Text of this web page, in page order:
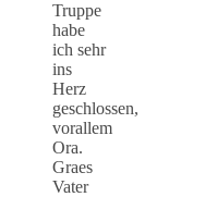
Truppe
habe
ich sehr
ins
Herz
geschlossen,
vorallem
Ora.
Graes
Vater